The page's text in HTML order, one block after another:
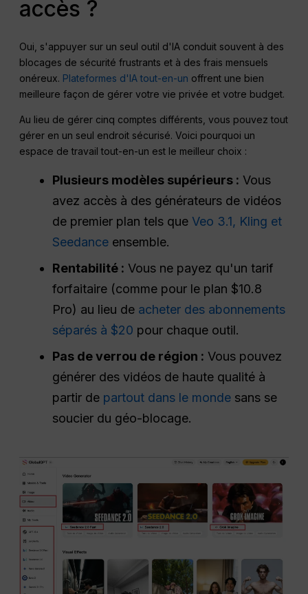
accès ?
Oui, s'appuyer sur un seul outil d'IA conduit souvent à des
blocages de sécurité frustrants et à des frais mensuels
onéreux. Plateformes d'IA tout-en-un offrent une bien
meilleure façon de gérer votre vie privée et votre budget.
Au lieu de gérer cinq comptes différents, vous pouvez tout
gérer en un seul endroit sécurisé. Voici pourquoi un
espace de travail tout-en-un est le meilleur choix :
Plusieurs modèles supérieurs : Vous
avez accès à des générateurs de vidéos
de premier plan tels queVeo 3.1, Kling et
Seedance ensemble.
Rentabilité : Vous ne payez qu'un tarif
forfaitaire (comme pour le plan $10.8
Pro) au lieu de acheter des abonnements
séparés à $20 pour chaque outil.
Pas de verrou de région : Vous pouvez
générer des vidéos de haute qualité à
partir de partout dans le monde sans se
soucier du géo-blocage.